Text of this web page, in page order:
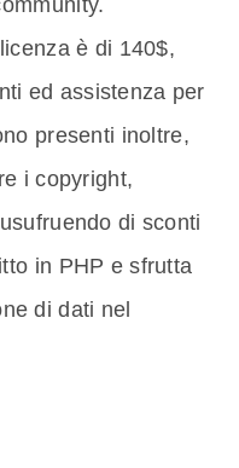
è di 140$,
ed assistenza per
presenti inoltre,
i copyright,
di sconti
in PHP e sfrutta
di dati nel